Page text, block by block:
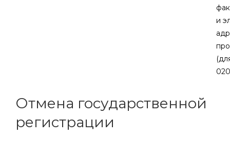
и
Отмена государственной
регистрации